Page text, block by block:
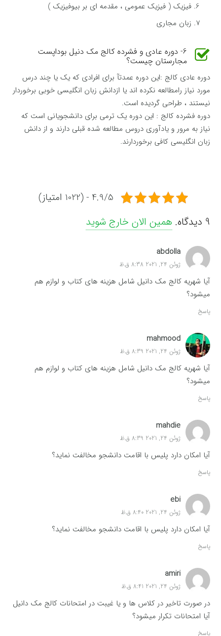
فیزیک ( فیزیک عمومی ، مقدمه ای بر بیوفیزیک )
زبان مجاری
6- دوره عادی و فشرده کالج مک دنیل بوداپست
مجارستان چیست؟
دوره عادی کالج :این دوره عمدتآ برای افرادی که یک یا چند درس
مورد نیاز رامطالعه نکرده اند یا ازدانش زبان انگلیسی خوبی برخوردار
نیستند ، طراحی گردیده است.
دوره فشرده کالج : این دوره یک ترمی برای دانشجویانی است که
نیاز به مرور و یادآوری دروس مطالعه شده قبلی دارند و از دانش
زبان انگلیسی کافی برخوردارند.
4.9/5 - (1022 امتیاز)
9 دیدگاه. همین الان خارج شوید
abdolla
ژوئن 24, 2021 8:38 ق.ظ
آیا شهریه کالج مک دانیل شامل هزینه های کتاب و لوازم هم
میشود؟
پاسخ
mahmood
ژوئن 24, 2021 8:39 ق.ظ
آیا شهریه کالج مک دانیل شامل هزینه های کتاب و لوازم هم
میشود؟
پاسخ
mahdie
ژوئن 24, 2021 8:39 ق.ظ
آیا امکان دارد پلیس با اقامت دانشجو مخالفت نماید؟
پاسخ
ebi
ژوئن 24, 2021 8:40 ق.ظ
آیا امکان دارد پلیس با اقامت دانشجو مخالفت نماید؟
پاسخ
amiri
ژوئن 24, 2021 8:41 ق.ظ
در صورت تاخیر در کلاس ها و یا غیبت در امتحانات کالج مک دانیل
آیا امتحانات تکرار میشود؟
پاسخ